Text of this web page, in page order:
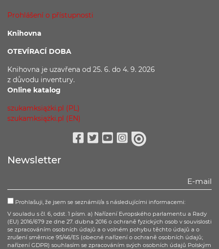
Prohlášení o přístupnosti
Knihovna
OTEVÍRACÍ DOBA
Knihovna je uzavřena od 25. 6. do 4. 9. 2026
z důvodu inventury.
Online katalog
szukamksiążki.pl (PL)
szukamksiążki.pl (EN)
Newsletter
Prohlašuji, že jsem se seznámil/a s následujícími informacemi:
V souladu s čl. 6, odst. 1 písm. a) Nařízení Evropského parlamentu a Rady
(EU) 2016/679 ze dne 27. dubna 2016 o ochraně fyzických osob v souvislosti
se zpracováním osobních údajů a o volném pohybu těchto údajů a o
zrušení směrnice 95/46/ES (obecné nařízení o ochraně osobních údajů;
nařízení GDPR) souhlasím se zpracováním svých osobních údajů Polským